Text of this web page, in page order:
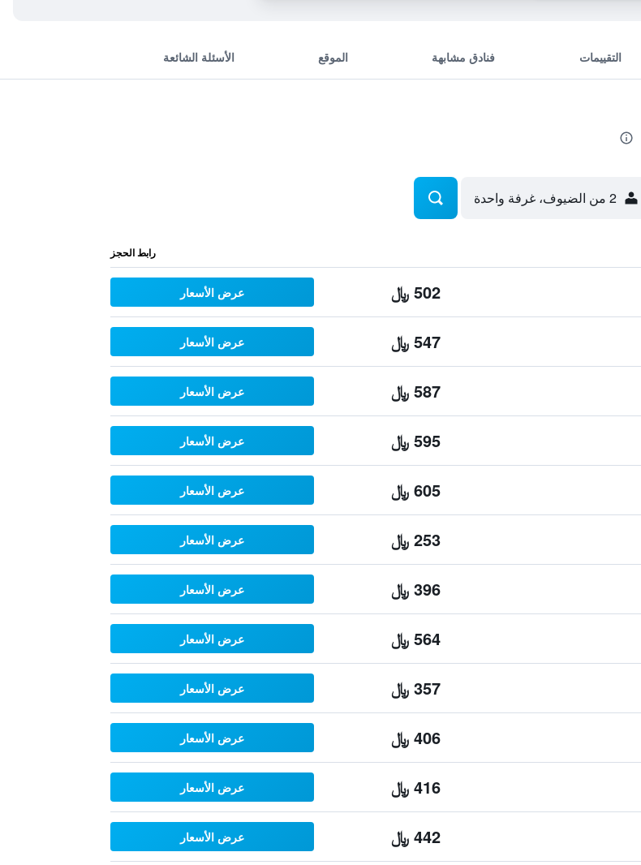
التقييمات فنادق مشابهة الموقع الأسئلة الشائعة
2 من الضيوف، غرفة واحدة
رابط الحجز
502 ﷼ عرض الأسعار
547 ﷼ عرض الأسعار
587 ﷼ عرض الأسعار
595 ﷼ عرض الأسعار
605 ﷼ عرض الأسعار
253 ﷼ عرض الأسعار
396 ﷼ عرض الأسعار
564 ﷼ عرض الأسعار
357 ﷼ عرض الأسعار
406 ﷼ عرض الأسعار
416 ﷼ عرض الأسعار
442 ﷼ عرض الأسعار